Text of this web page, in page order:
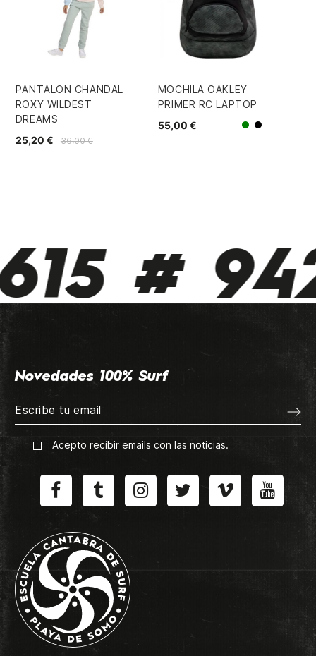
PANTALON CHANDAL
ROXY WILDEST
DREAMS
36,00 €
25,20 €
MOCHILA OAKLEY
PRIMER RC LAPTOP
55,00 €
VerdeNegro/Gris
#
Novedades 100% Surf
Acepto recibir emails con las noticias.